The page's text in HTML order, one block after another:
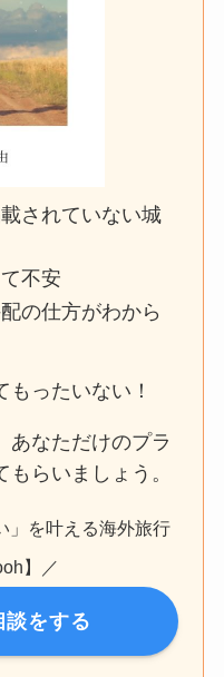
されていない城
不安
の仕方がわから
ったいない！
あなただけのプラ
らいましょう。
」を叶える海外旅行
】／
をする